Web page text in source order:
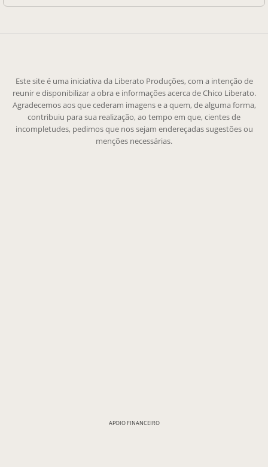
Este site é uma iniciativa da Liberato Produções, com a intenção de
reunir e disponibilizar a obra e informações acerca de Chico Liberato.
Agradecemos aos que cederam imagens e a quem, de alguma forma,
contribuiu para sua realização, ao tempo em que, cientes de
incompletudes, pedimos que nos sejam endereçadas sugestões ou
menções necessárias.
APOIO FINANCEIRO